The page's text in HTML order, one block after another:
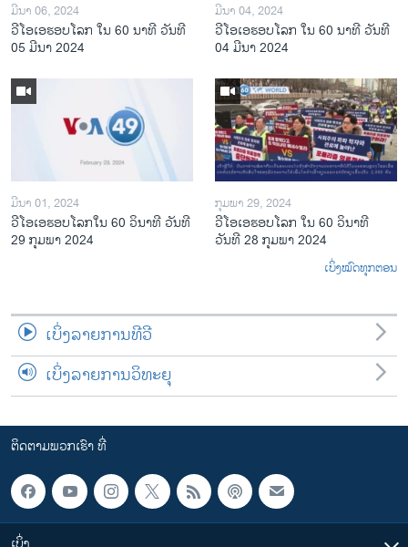
ມີນາ 06, 2024
ວີໂອເອຮອບໂລກ ໃນ 60 ນາທີ ວັນທີ
05 ມີນາ 2024
ມີນາ 04, 2024
ວີໂອເອຮອບໂລກ ໃນ 60 ນາທີ ວັນທີ
04 ມີນາ 2024
ມີນາ 01, 2024
ວີໂອເອຮອບໂລກໃນ 60 ວິນາທີ ວັນທີ
29 ກຸມພາ 2024
ກຸມພາ 29, 2024
ວີໂອເອຮອບໂລກ ໃນ 60 ວິນາທີ
ວັນທີ 28 ກຸມພາ 2024
ເບິ່ງໝົດທຸກຕອນ
ເບິ່ງລາຍການທີວີ
ເບິ່ງລາຍການວິທະຍຸ
ຕິດຕາມພວກເຮົາ ທີ່